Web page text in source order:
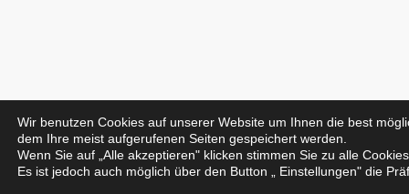
Wir benutzen Cookies auf unserer Website um Ihnen die best
dem Ihre meist aufgerufenen Seiten gespeichert werden.
Wenn Sie auf „Alle akzeptieren" klicken stimmen Sie zu alle
Es ist jedoch auch möglich über den Button „ Einstellungen" die